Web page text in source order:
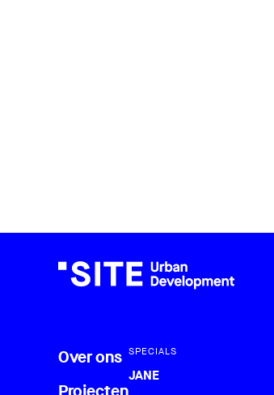
Over ons SPECIALS
JANE